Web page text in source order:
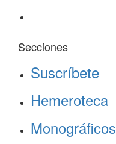
Secciones
Suscríbete
Hemeroteca
Monográficos